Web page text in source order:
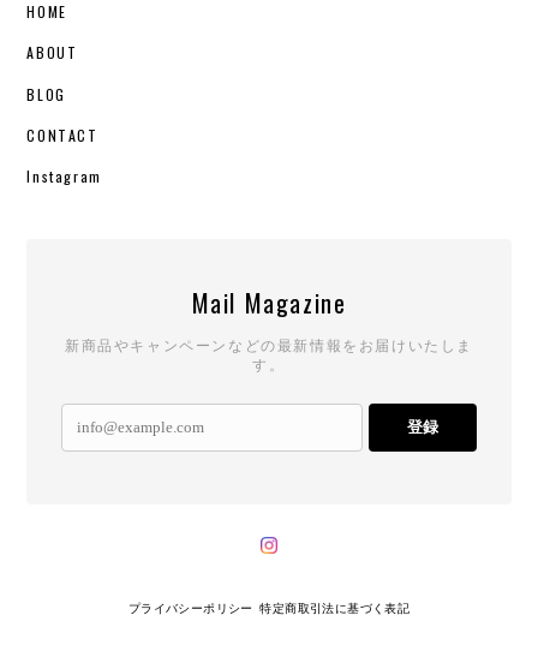
HOME
ABOUT
BLOG
CONTACT
Instagram
Mail Magazine
新商品やキャンペーンなどの最新情報をお届けいたしま
す。
登録
プライバシーポリシー 特定商取引法に基づく表記